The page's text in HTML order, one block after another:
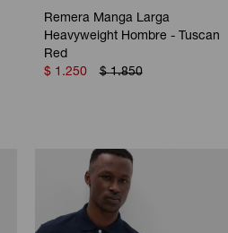
Remera Manga Larga
Heavyweight Hombre - Tuscan
Red
$ 1.250 $ 1.850